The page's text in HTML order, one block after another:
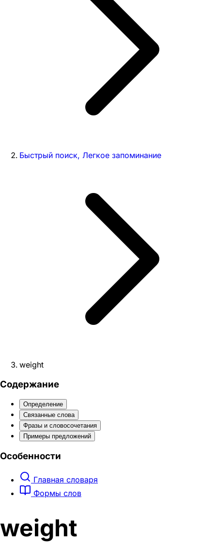
Быстрый поиск, Легкое запоминание
weight
Содержание
Определение
Связанные слова
Фразы и словосочетания
Примеры предложений
Особенности
Главная словаря
Формы слов
weight